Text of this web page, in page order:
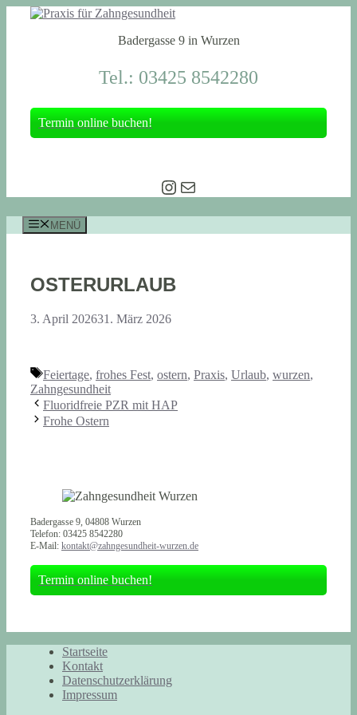
Badergasse 9 in Wurzen
Tel.: 03425 8542280
Termin online buchen!
Instagram
E-Mail
MENÜ
OSTERURLAUB
3. April 202631. März 2026
Schlagwörter
Feiertage, frohes Fest, ostern, Praxis, Urlaub, wurzen,
Zahngesundheit
Fluoridfreie PZR mit HAP
Frohe Ostern
Badergasse 9, 04808 Wurzen
Telefon: 03425 8542280
E-Mail: kontakt@zahngesundheit-wurzen.de
Termin online buchen!
Startseite
Kontakt
Datenschutzerklärung
Impressum